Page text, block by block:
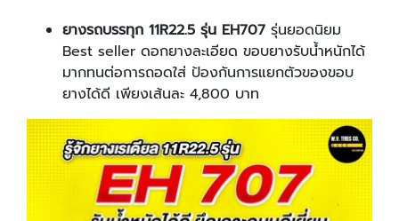
ยางรถบรรทุก 11R22.5 รุ่น EH707 รุ่นยอดนิยม
Best seller ดอกยางละเอียด ขอบยางรับน้ำหนักได้
มากทนต่อการถอดใส่ ป้องกันการแยกตัวของขอบ
ยางได้ดี เพียงเส้นละ 4,800 บาท